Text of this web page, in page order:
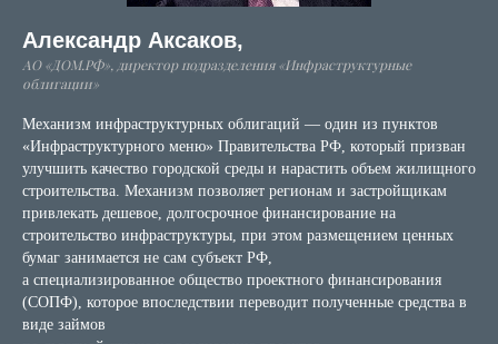
Александр Аксаков,
АО «ДОМ.РФ», директор подразделения «Инфраструктурные
облигации»
Механизм инфраструктурных облигаций — один из пунктов
«Инфраструктурного меню» Правительства РФ, который призван
улучшить качество городской среды и нарастить объем жилищного
строительства. Механизм позволяет регионам и застройщикам
привлекать дешевое, долгосрочное финансирование на
строительство инфраструктуры, при этом размещением ценных
бумаг занимается не сам субъект РФ,
а специализированное общество проектного финансирования
(СОПФ), которое впоследствии переводит полученные средства в
виде займов